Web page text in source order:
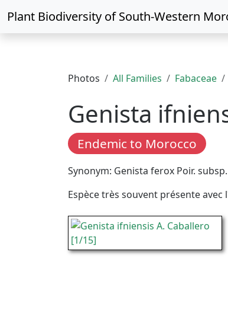
Plant Biodiversity ofSouth-Western
Photos All Families Fabaceae
Genista
Endemic to Morocco
Synonym: Genista ferox Poir.
Espèce très souvent présente avec